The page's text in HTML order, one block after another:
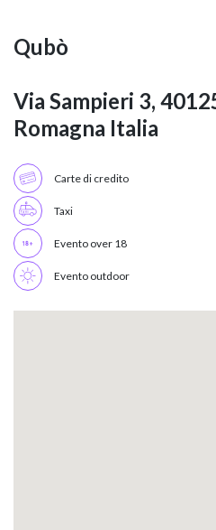
Qubò
Via Sampieri 3,
Romagna Italia
Carte di credito
Taxi
Evento over 18
Evento outdoor